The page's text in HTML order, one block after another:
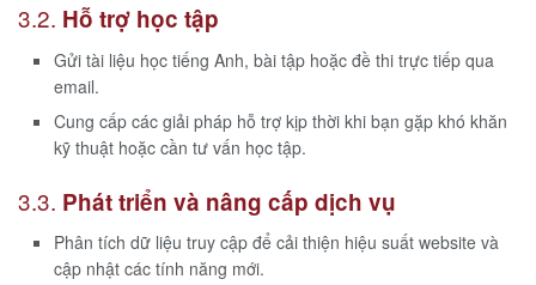
3.2. Hỗ trợ học tập
Gửi tài liệu học tiếng Anh, bài tập hoặc đề thi trực tiếp qua
email.
Cung cấp các giải pháp hỗ trợ kịp thời khi bạn gặp khó khăn
kỹ thuật hoặc cần tư vấn học tập.
3.3. Phát triển và nâng cấp dịch vụ
Phân tích dữ liệu truy cập để cải thiện hiệu suất website và
cập nhật các tính năng mới.